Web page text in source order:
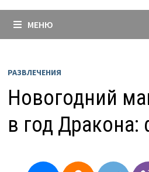
МЕНЮ
РАЗВЛЕЧЕНИЯ
Новогодний
в год Дракона: